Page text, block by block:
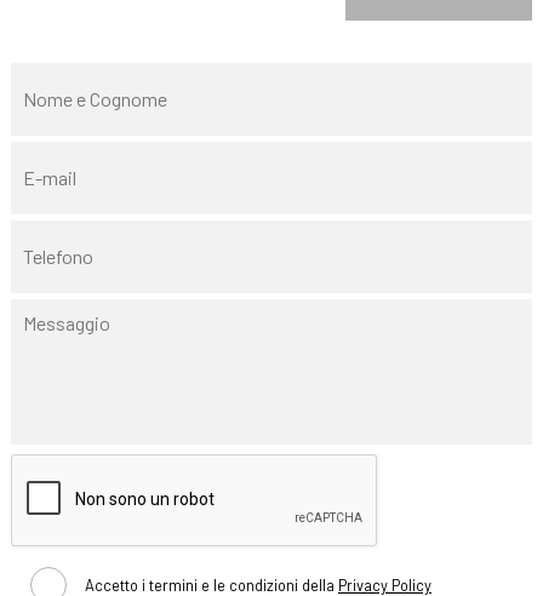
Accetto i termini e le condizioni della Privacy Policy